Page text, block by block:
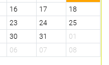
16 17
18
23 24
25
30 31
01
06 07 08